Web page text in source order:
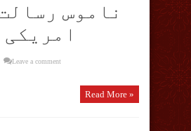
ناموس
Leave a comment
Read More »